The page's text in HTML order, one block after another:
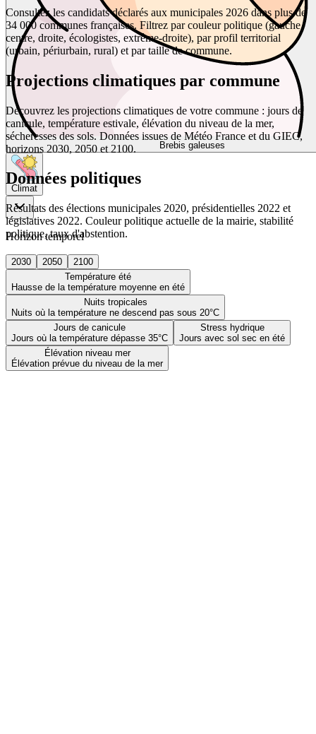
Brebis galeuses
Climat
Horizon temporel
2030 2050
2100
Température été
Hausse de la température moyenne en été
Nuits tropicales
Nuits où la température ne descend pas sous 20°C
Jours de canicule
Jours où la température dépasse 35°C
Stress hydrique
Jours avec sol sec en été
Élévation niveau mer
Élévation prévue du niveau de la mer
Consultez les candidats déclarés aux municipales 2026 dans plus de
34 000 communes françaises. Filtrez par couleur politique (gauche,
centre, droite, écologistes, extrême-droite), par profil territorial
(urbain, périurbain, rural) et par taille de commune.
Projections climatiques par commune
Découvrez les projections climatiques de votre commune : jours de
canicule, température estivale, élévation du niveau de la mer,
sécheresses des sols. Données issues de Météo France et du GIEC,
horizons 2030, 2050 et 2100.
Données politiques
Résultats des élections municipales 2020, présidentielles 2022 et
législatives 2022. Couleur politique actuelle de la mairie, stabilité
politique, taux d'abstention.